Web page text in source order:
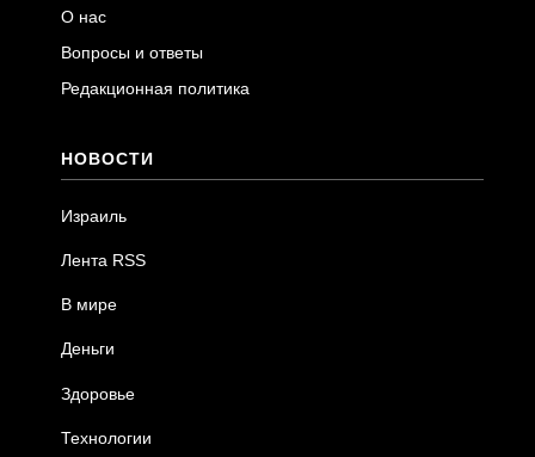
О нас
Вопросы и ответы
Редакционная политика
НОВОСТИ
Израиль
Лента RSS
В мире
Деньги
Здоровье
Технологии